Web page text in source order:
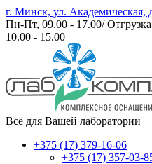
г. Минск, ул. Академическая,
Пн-Пт, 09.00 - 17.00/
10.00 - 15.00
Всё для Вашей лаборатории
+375 (17) 379-16-06
+375 (17) 357-03-